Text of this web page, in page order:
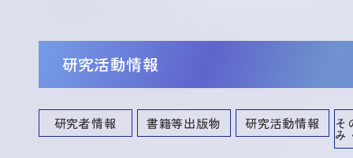
研究活動情報
研究者情報 書籍等出版物 研究活動情報 そ
み